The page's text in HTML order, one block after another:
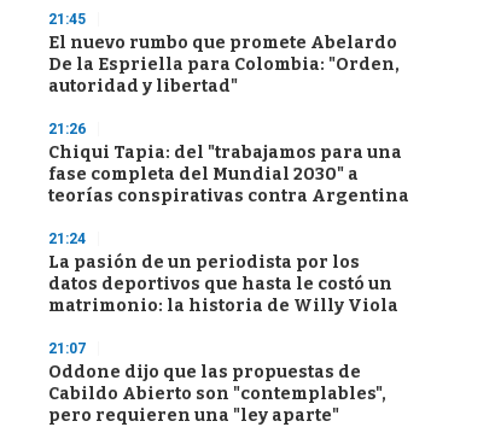
21:45
El nuevo rumbo que promete Abelardo
De la Espriella para Colombia: "Orden,
autoridad y libertad"
21:26
Chiqui Tapia: del "trabajamos para una
fase completa del Mundial 2030" a
teorías conspirativas contra Argentina
21:24
La pasión de un periodista por los
datos deportivos que hasta le costó un
matrimonio: la historia de Willy Viola
21:07
Oddone dijo que las propuestas de
Cabildo Abierto son "contemplables",
pero requieren una "ley aparte"